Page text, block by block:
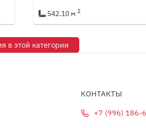
542.10 м 2
в этой категории
КОНТАКТЫ
+7 (996) 186-